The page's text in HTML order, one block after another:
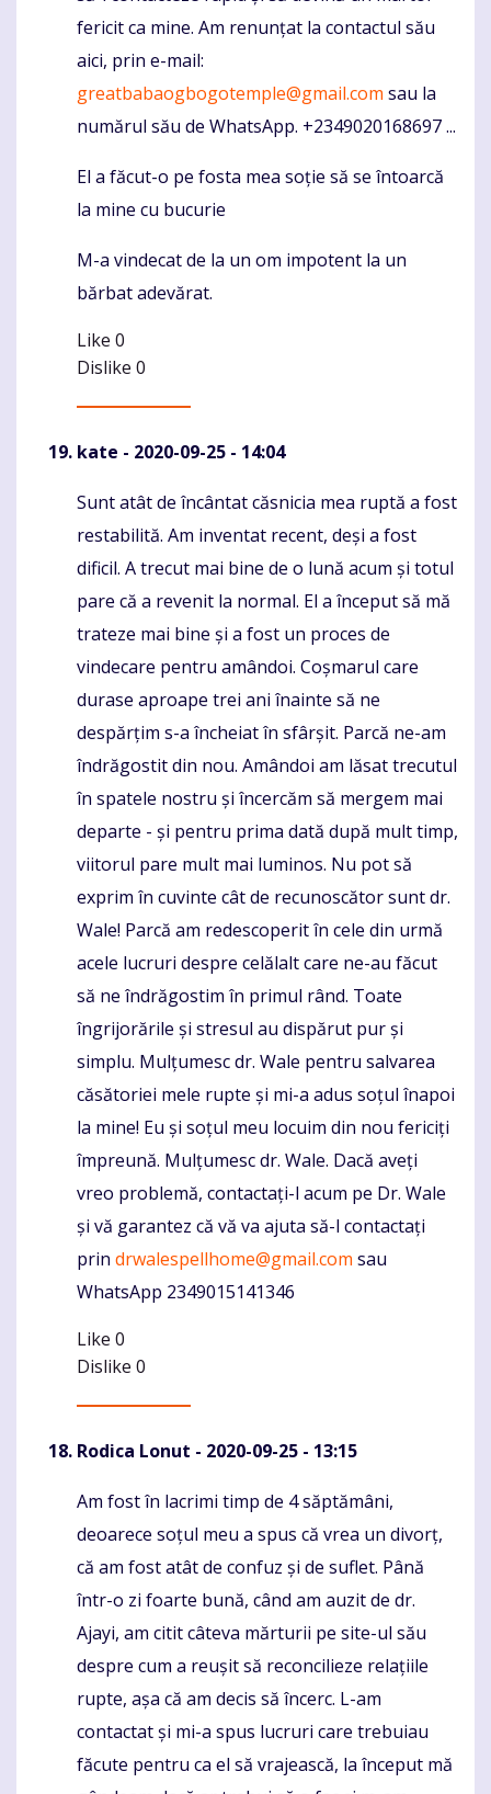
fericit ca mine. Am renunțat la contactul său
aici, prin e-mail:
greatbabaogbogotemple@gmail.com sau la
numărul său de WhatsApp. +2349020168697 ...
El a făcut-o pe fosta mea soție să se întoarcă
la mine cu bucurie
M-a vindecat de la un om impotent la un
bărbat adevărat.
Like 0
Dislike 0
kate - 2020-09-25 - 14:04
Komentaras
Sunt atât de încântat căsnicia mea ruptă a fost
restabilită. Am inventat recent, deși a fost
dificil. A trecut mai bine de o lună acum și totul
pare că a revenit la normal. El a început să mă
trateze mai bine și a fost un proces de
vindecare pentru amândoi. Coșmarul care
durase aproape trei ani înainte să ne
despărțim s-a încheiat în sfârșit. Parcă ne-am
îndrăgostit din nou. Amândoi am lăsat trecutul
în spatele nostru și încercăm să mergem mai
departe - și pentru prima dată după mult timp,
viitorul pare mult mai luminos. Nu pot să
exprim în cuvinte cât de recunoscător sunt dr.
Wale! Parcă am redescoperit în cele din urmă
acele lucruri despre celălalt care ne-au făcut
să ne îndrăgostim în primul rând. Toate
îngrijorările și stresul au dispărut pur și
simplu. Mulțumesc dr. Wale pentru salvarea
căsătoriei mele rupte și mi-a adus soțul înapoi
la mine! Eu și soțul meu locuim din nou fericiți
împreună. Mulțumesc dr. Wale. Dacă aveți
vreo problemă, contactați-l acum pe Dr. Wale
și vă garantez că vă va ajuta să-l contactați
prin drwalespellhome@gmail.com sau
WhatsApp 2349015141346
Like 0
Dislike 0
Rodica Lonut - 2020-09-25 - 13:15
Komentaras
Am fost în lacrimi timp de 4 săptămâni,
deoarece soțul meu a spus că vrea un divorț,
că am fost atât de confuz și de suflet. Până
într-o zi foarte bună, când am auzit de dr.
Ajayi, am citit câteva mărturii pe site-ul său
despre cum a reușit să reconcilieze relațiile
rupte, așa că am decis să încerc. L-am
contactat și mi-a spus lucruri care trebuiau
făcute pentru ca el să vrajească, la început mă